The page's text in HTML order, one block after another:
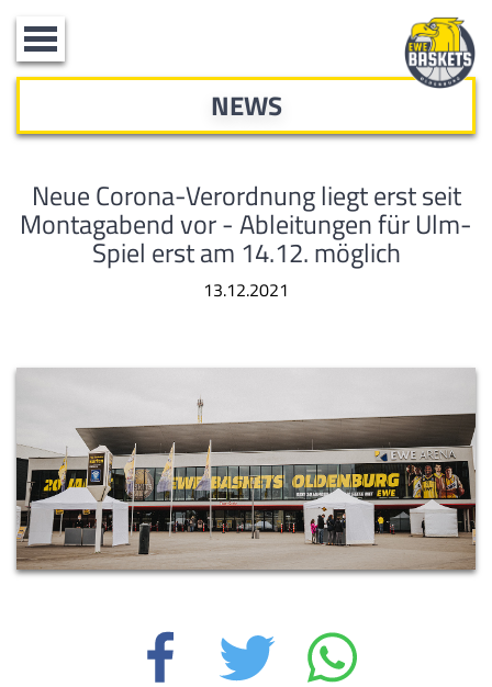
Toggle
navigation
NEWS
Neue Corona-Verordnung liegt erst seit
Montagabend vor - Ableitungen für Ulm-
Spiel erst am 14.12. möglich
13.12.2021